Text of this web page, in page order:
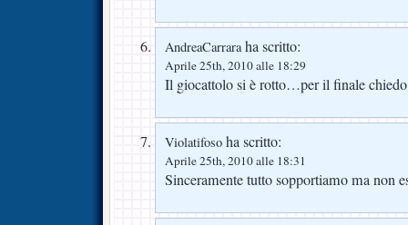
AndreaCarraraha scritto:
Aprile 25th, 2010 alle 18:29
Il giocattolo si è rotto…per il finale
Violatifoso ha scritto:
Aprile 25th, 2010 alle 18:31
Sinceramente tutto sopportiamo ma non